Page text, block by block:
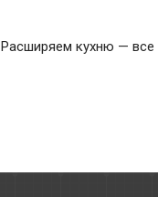
Расширяем кухню — все